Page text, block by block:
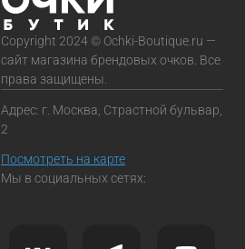
Copyright 2024 © Ochki-Boutique.ru —
сайт магазина брендовых очков. Все
права защищены.
Адрес: г. Москва, Страстной бульвар,
2
Посмотреть на карте
Мы в социальных сетях: